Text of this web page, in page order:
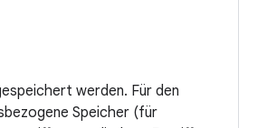
werden. Für den
Speicher (für